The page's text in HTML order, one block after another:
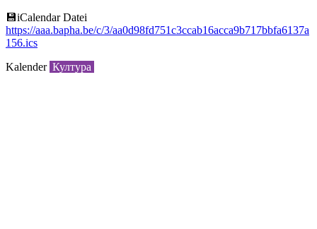
💾︎iCalendar Datei
https://aaa.bapha.be/c/3/aa0d98fd751c3ccab16acca9b717bbfa6137a
156.ics
Kalender Култура